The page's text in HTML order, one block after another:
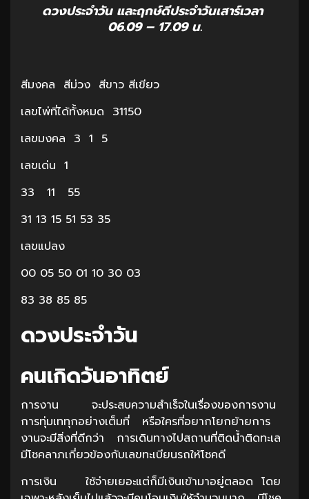
ดวงประจำวัน และฤกษ์ดีประจำวันเสาร์เวลา
06.09 – 17.09 น.
สีมงคล สีม่วง สีขาว สีเขียว
เลขไพ่ที่ได้ทั้งหมด 31150
เลขมงคล 3 1 5
เลขเด่น 1
33 11 55
31 13 15 51 53 35
เลขแปลง
00 05 50 01 10 30 03
83 38 85 85
ดวงประจำวัน
คนเกิดวันอาทิตย์
การงาน จะประสบความสำเร็จในเรื่องของการงาน
การทุ่มเททุกอย่างเต็มที่ หรือใครที่อยากโยกย้ายการ
งานจะมีสิ่งที่ดีกว่า การเดินทางไปสถานที่ติดน้ำติดทะเล
มีโชคลาภเกี่ยวข้องกับเลขทะเบียนรถให้โชคดี
การเงิน ใช้จ่ายเยอะแต่ก็มีเงินเข้ามาอยู่ตลอด โดย